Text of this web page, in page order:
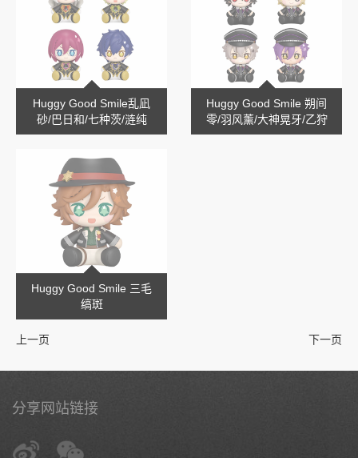
Huggy Good Smile乱凪
砂/巴日和/七种茨/涟纯
Huggy Good Smile 朔间
零/羽风薰/大神晃牙/乙狩
阿多尼斯
Huggy Good Smile 三毛
缟斑
上一页 下一页
分享网站链接